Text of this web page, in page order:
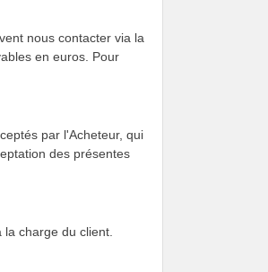
nous contacter via la
en euros. Pour
par l'Acheteur, qui
des présentes
charge du client.